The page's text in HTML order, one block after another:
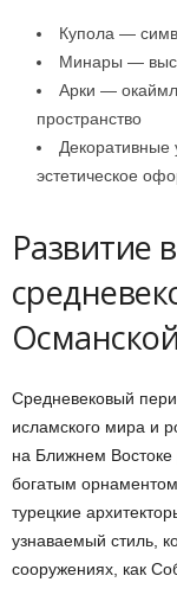
Купола —
Минары —
Арки —
пространство
эстетическое
Развитие
Средневековый
исламского мира и
на Ближнем Востоке
богатым
турецкие
узнаваемый стиль,
сооружениях, как